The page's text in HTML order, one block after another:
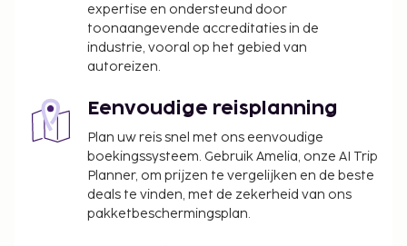
expertise en ondersteund door
toonaangevende accreditaties in de
industrie, vooral op het gebied van
autoreizen.
Eenvoudige reisplanning
Plan uw reis snel met ons eenvoudige
boekingssysteem. Gebruik Amelia, onze AI Trip
Planner, om prijzen te vergelijken en de beste
deals te vinden, met de zekerheid van ons
pakketbeschermingsplan.